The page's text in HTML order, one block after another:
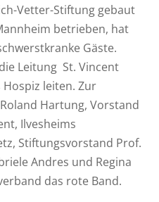
Vetter-Stiftung gebaut
betrieben, hat
Gäste.
Leitung St. Vincent
leiten. Zur
Hartung, Vorstand
Ilvesheims
Stiftungsvorstand Prof.
Andres und Regina
das rote Band.